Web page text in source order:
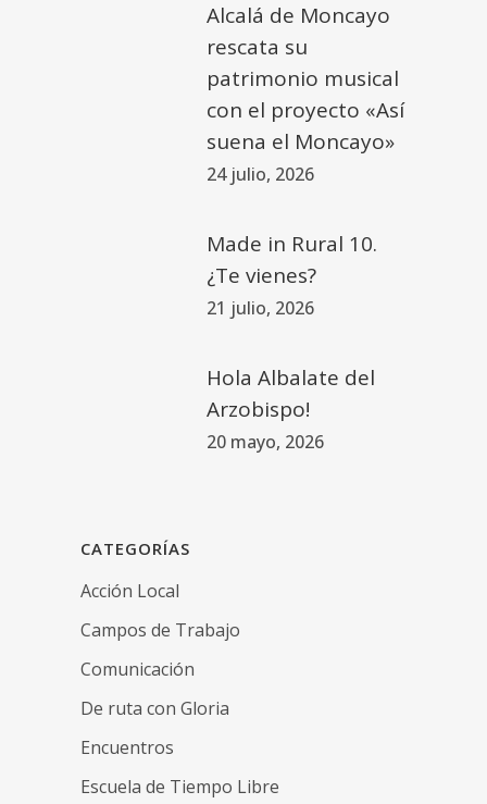
Alcalá de Moncayo
rescata su
patrimonio musical
con el proyecto «Así
suena el Moncayo»
24 julio, 2026
Made in Rural 10.
¿Te vienes?
21 julio, 2026
Hola Albalate del
Arzobispo!
20 mayo, 2026
CATEGORÍAS
Acción Local
Campos de Trabajo
Comunicación
De ruta con Gloria
Encuentros
Escuela de Tiempo Libre